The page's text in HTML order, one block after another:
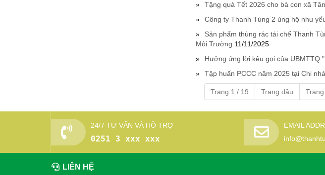
Tặng quà Tết 2026 cho bà con xã
Công ty Thanh Tùng 2 ủng hộ nhu
Sản phẩm thùng rác tái chế Thanh
Môi Trường 11/11/2025
Hưởng ứng lời kêu gọi của UBMTTQ
Tập huấn PCCC năm 2025 tại Chi
Trang 1 / 19 Trang đầu
24/7 TƯ VẤN VÀ HỖ TRỢ
0251 3 xxx xxx
EMAIL
LIÊN HỆ